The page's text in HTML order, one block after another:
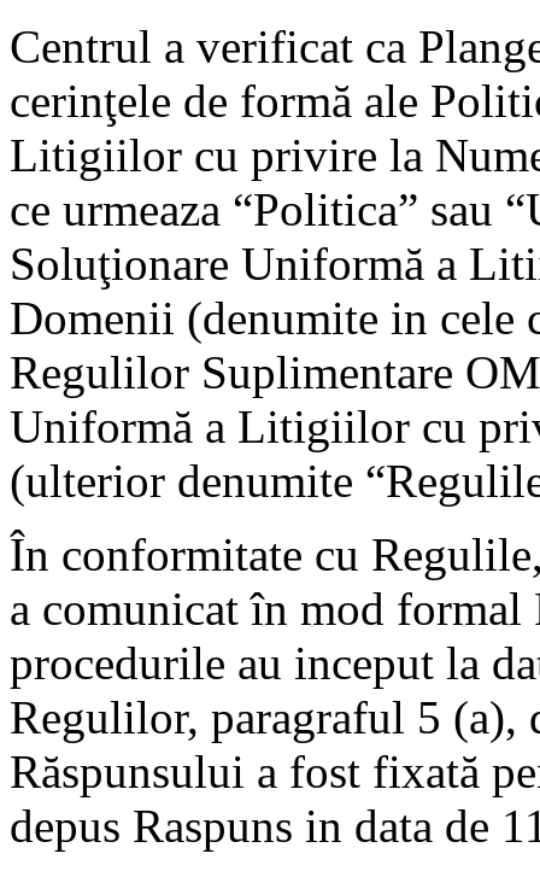
Centrul a verificat ca
cerinţele de formă ale
Litigiilor cu privire la
ce urmeaza “Politica” sau
Soluţionare Uniformă a
Domenii (denumite in cele
Regulilor Suplimentare
Uniformă a Litigiilor cu
(ulterior denumite
În conformitate cu
a comunicat în mod formal
procedurile au inceput la
Regulilor, paragraful 5 (a),
Răspunsului a fost fixată
depus Raspuns in data de